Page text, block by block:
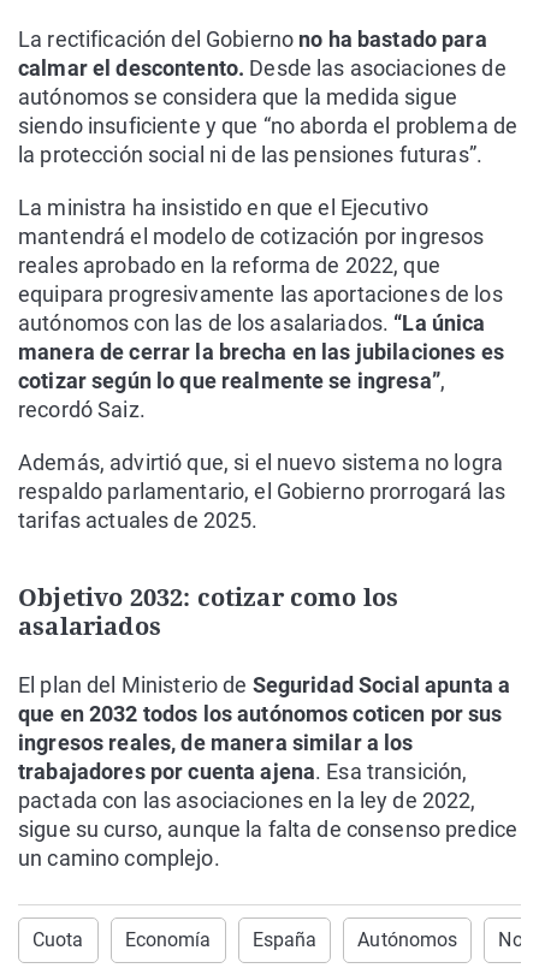
La rectificación del Gobierno no ha bastado para
calmar el descontento. Desde las asociaciones de
autónomos se considera que la medida sigue
siendo insuficiente y que “no aborda el problema de
la protección social ni de las pensiones futuras”.
La ministra ha insistido en que el Ejecutivo
mantendrá el modelo de cotización por ingresos
reales aprobado en la reforma de 2022, que
equipara progresivamente las aportaciones de los
autónomos con las de los asalariados. “La única
manera de cerrar la brecha en las jubilaciones es
cotizar según lo que realmente se ingresa”,
recordó Saiz.
Además, advirtió que, si el nuevo sistema no logra
respaldo parlamentario, el Gobierno prorrogará las
tarifas actuales de 2025.
Objetivo 2032: cotizar como los
asalariados
El plan del Ministerio de Seguridad Social apunta a
que en 2032 todos los autónomos coticen por sus
ingresos reales, de manera similar a los
trabajadores por cuenta ajena. Esa transición,
pactada con las asociaciones en la ley de 2022,
sigue su curso, aunque la falta de consenso predice
un camino complejo.
Cuota Economía España Autónomos